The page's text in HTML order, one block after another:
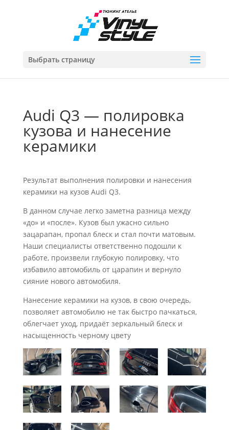
Выбрать страницу
Audi Q3 — полировка
кузова и нанесение
керамики
Результат выполнения полировки и нанесения
керамики на кузов Audi Q3.
В данном случае легко заметна разница между
«до» и «после». Кузов был ужасно сильно
зацарапан, пропал блеск и стал почти матовым.
Наши специалисты ответственно подошли к
работе, произвели глубокую полировку, что
избавило автомобиль от царапин и вернуло
сияние нового автомобиля.
Нанесение керамики на кузов, в свою очередь,
позволяет автомобилю не так быстро пачкаться,
облегчает уход, придаёт зеркальный блеск и
насыщенность черному цвету